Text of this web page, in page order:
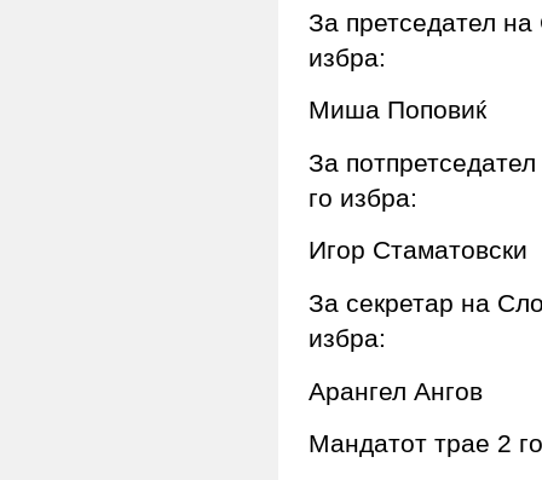
За претседател
избра:
Миша Поповиќ
За
го избра:
Игор Стаматовски
За секретар на
избра:
Арангел Ангов
Мандатот трае 2